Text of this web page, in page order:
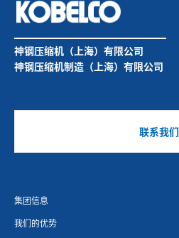
神钢压缩机（上海）有限公司
神钢压缩机制造（上海）有限公司
联系我们
集团信息
我们的优势